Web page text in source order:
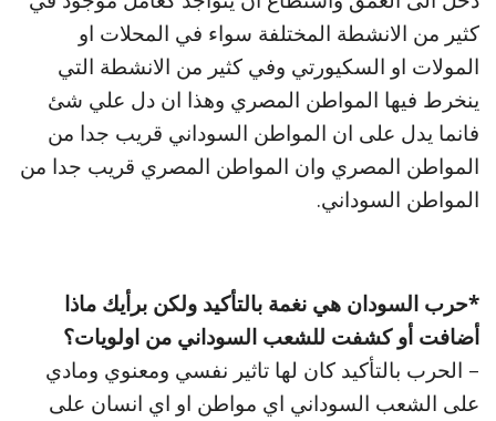
كثير من الانشطة المختلفة سواء في المحلات او
المولات او السكيورتي وفي كثير من الانشطة التي
ينخرط فيها المواطن المصري وهذا ان دل علي شئ
فانما يدل على ان المواطن السوداني قريب جدا من
المواطن المصري وان المواطن المصري قريب جدا من
المواطن السوداني.
*حرب السودان هي نغمة بالتأكيد ولكن برأيك ماذا
أضافت أو كشفت للشعب السوداني من اولويات؟
– الحرب بالتأكيد كان لها تاثير نفسي ومعنوي ومادي
على الشعب السوداني اي مواطن او اي انسان على